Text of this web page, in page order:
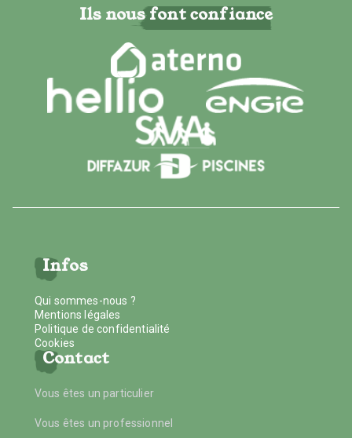
Ils nous font confiance
Infos
Qui sommes-nous ?
Mentions légales
Politique de confidentialité
Cookies
Contact
Vous êtes un particulier
Vous êtes un professionnel